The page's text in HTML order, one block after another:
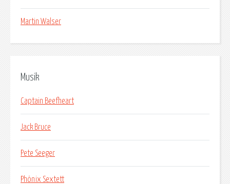
Martin Walser
Musik
Captain Beefheart
Jack Bruce
Pete Seeger
Phönix Sextett